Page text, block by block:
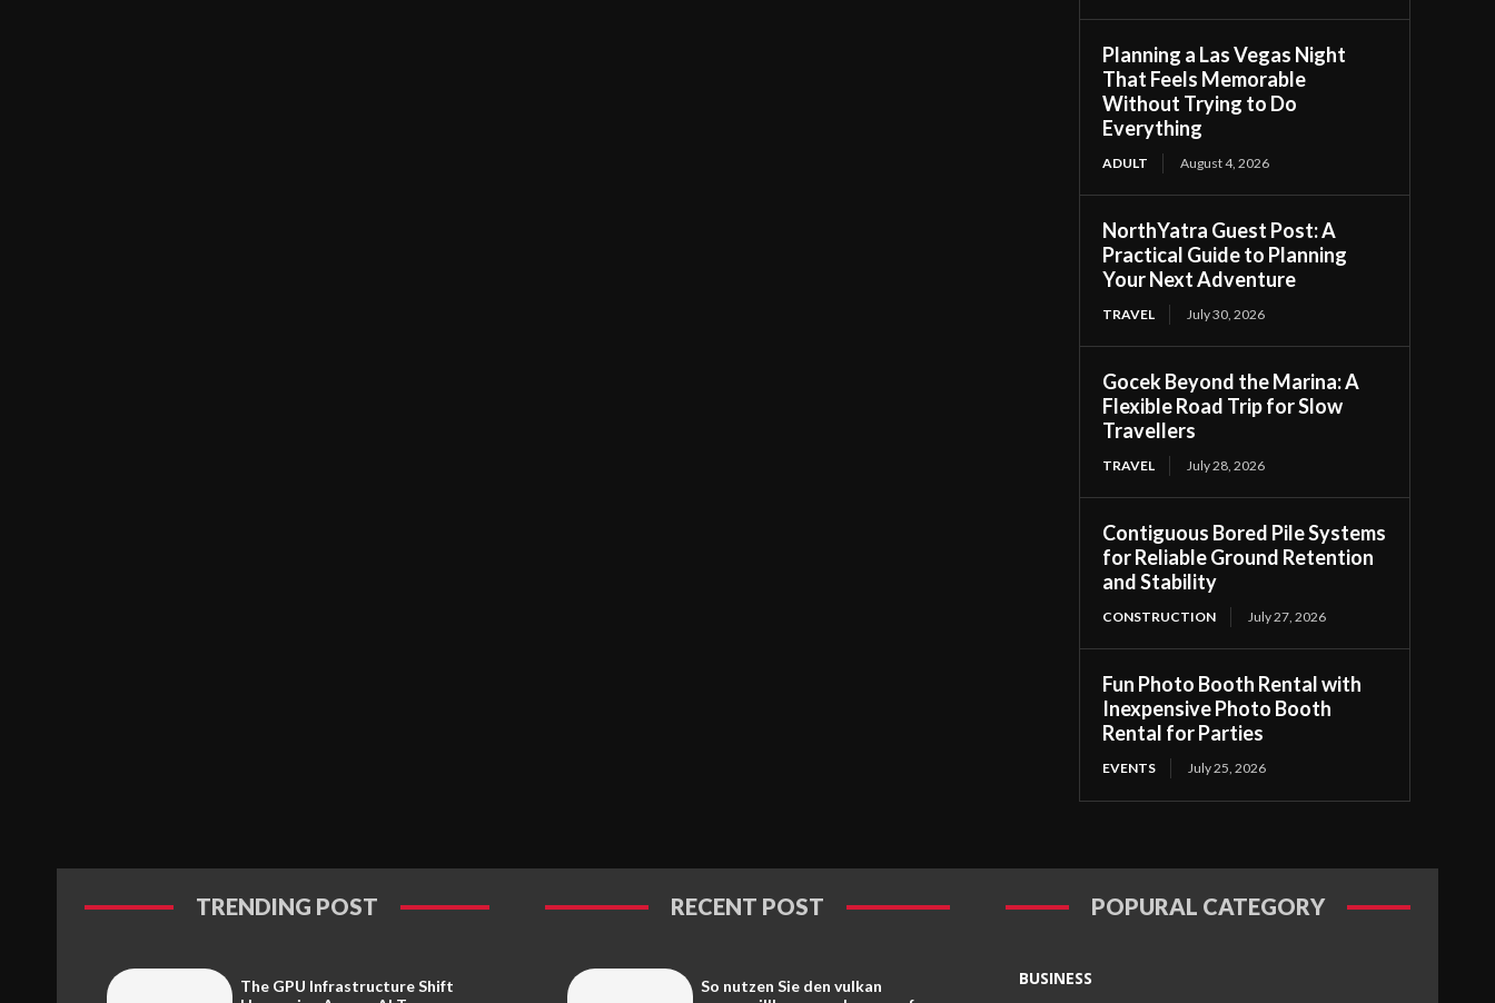
Planning a Las Vegas Night
That Feels Memorable
Without Trying to Do
Everything
ADULT August 4, 2026
NorthYatra Guest Post: A
Practical Guide to Planning
Your Next Adventure
TRAVEL July 30, 2026
Gocek Beyond the Marina: A
Flexible Road Trip for Slow
Travellers
TRAVEL July 28, 2026
Contiguous Bored Pile Systems
for Reliable Ground Retention
and Stability
CONSTRUCTION July 27, 2026
Fun Photo Booth Rental with
Inexpensive Photo Booth
Rental for Parties
EVENTS July 25, 2026
TRENDING POST
The GPU Infrastructure Shift
RECENT POST
So nutzen Sie den vulkan
POPURAL CATEGORY
BUSINESS